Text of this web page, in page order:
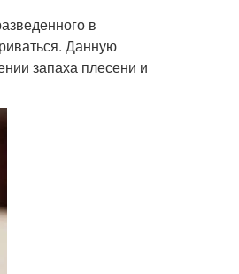
в
Данную
запаха плесени и